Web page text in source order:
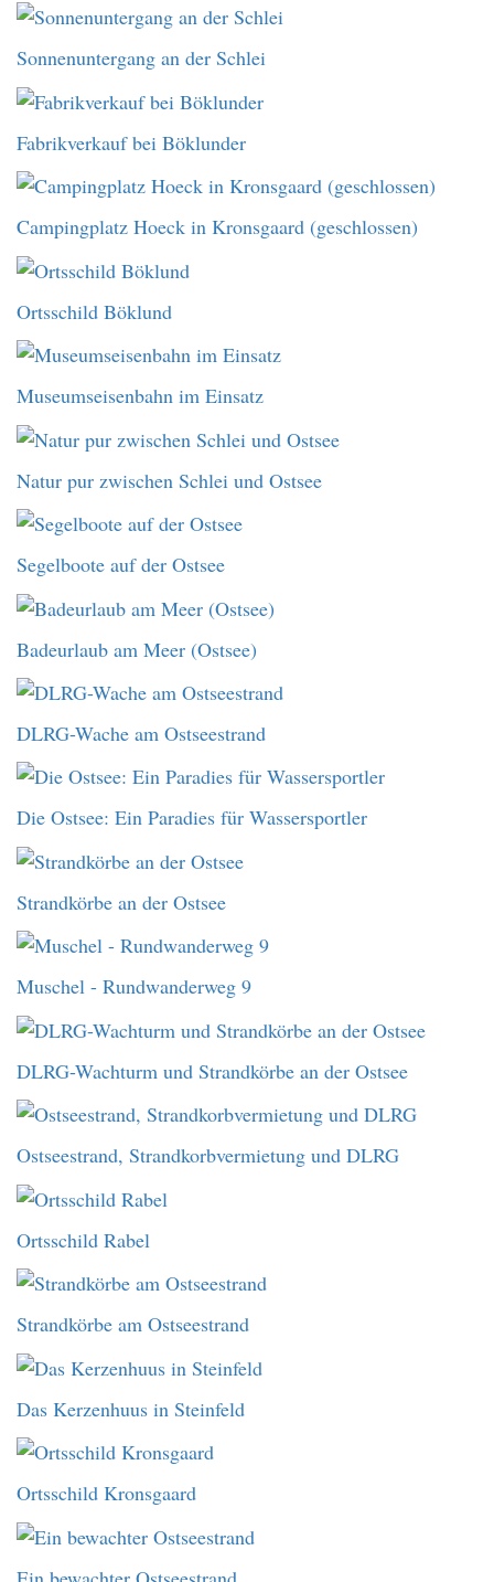
Sonnenuntergang an der Schlei
Fabrikverkauf bei Böklunder
Campingplatz Hoeck in Kronsgaard (geschlossen)
Ortsschild Böklund
Museumseisenbahn im Einsatz
Natur pur zwischen Schlei und Ostsee
Segelboote auf der Ostsee
Badeurlaub am Meer (Ostsee)
DLRG-Wache am Ostseestrand
Die Ostsee: Ein Paradies für Wassersportler
Strandkörbe an der Ostsee
Muschel - Rundwanderweg 9
DLRG-Wachturm und Strandkörbe an der Ostsee
Ostseestrand, Strandkorbvermietung und DLRG
Ortsschild Rabel
Strandkörbe am Ostseestrand
Das Kerzenhuus in Steinfeld
Ortsschild Kronsgaard